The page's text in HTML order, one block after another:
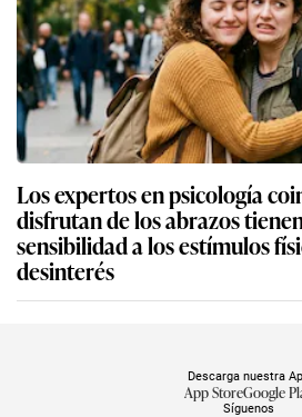
Los expertos en psicología
disfrutan de los abrazos
sensibilidad a los estímulos
desinterés
Síguenos
Descarga nuestra
App StoreGoogle